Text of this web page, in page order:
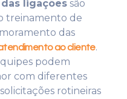
ligações são
treinamento de
das
ao cliente.
podem
com diferentes
rotineiras